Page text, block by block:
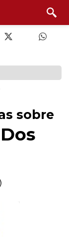
sobre